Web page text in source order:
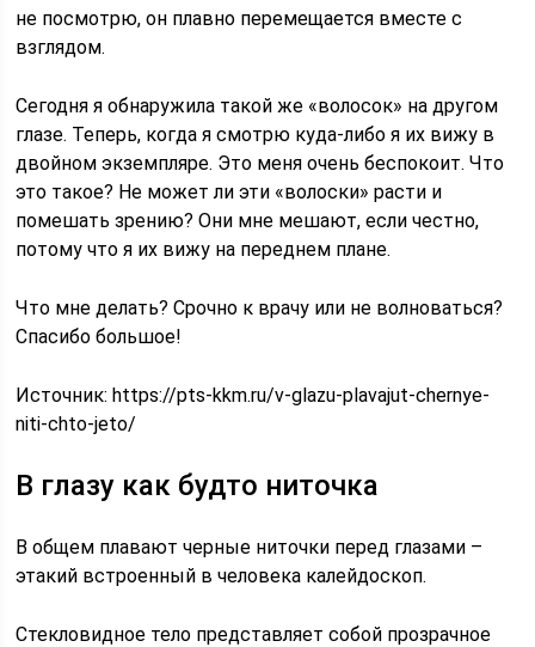
не посмотрю, он плавно перемещается вместе с
взглядом.
Сегодня я обнаружила такой же «волосок» на другом
глазе. Теперь, когда я смотрю куда-либо я их вижу в
двойном экземпляре. Это меня очень беспокоит. Что
это такое? Не может ли эти «волоски» расти и
помешать зрению? Они мне мешают, если честно,
потому что я их вижу на переднем плане.
Что мне делать? Срочно к врачу или не волноваться?
Спасибо большое!
Источник:https://pts-kkm.ru/v-glazu-plavajut-chernye-
niti-chto-jeto/
В глазу как будто ниточка
В общем плавают черные ниточки перед глазами –
этакий встроенный в человека калейдоскоп.
Стекловидное тело представляет собой прозрачное